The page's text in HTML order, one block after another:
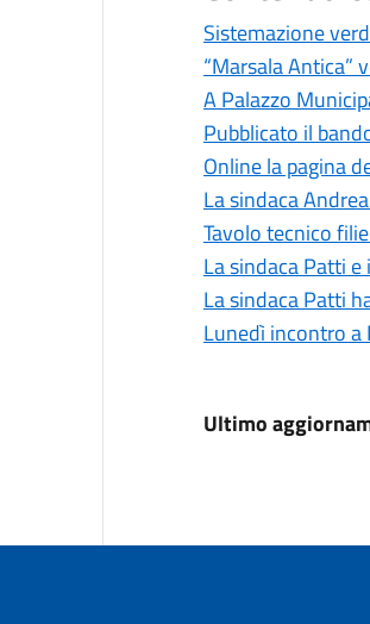
Sistemazione
“Marsala Antica”
A Palazzo
Pubblicato il
Online la pagina
La sindaca
Tavolo tecnico
La sindaca Patti
La sindaca Patti
Lunedì incontro a
Ultimo